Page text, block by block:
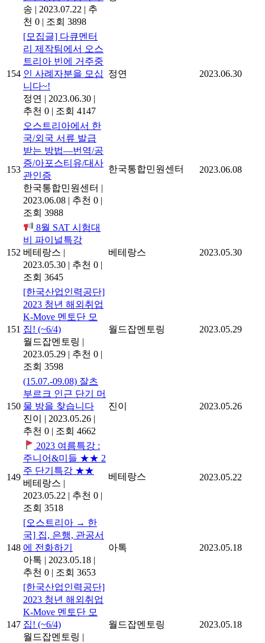
송 | 2023.07.22 | 추
천 0 | 조회 3898
154
[모집글] 다큐멘터
리 제작팀에서 오스
트리아 빈에 거주중
인 사례자분을 모십
니다~!
정연 | 2023.06.30 |
추천 0 | 조회 4147
정연 2023.06.30
153
오스트리아에서 한
국/외국 서류 발급
받는 방법―번역/공
증/아포스티유/대사
관인증
한국통합민원센터 |
2023.06.08 | 추천 0 |
조회 3988
한국통합민원센터 2023.06.08
152
8월 SAT 시험대
비 파이널특강
베테랑스 |
2023.05.30 | 추천 0 |
조회 3645
베테랑스 2023.05.30
151
[한국산업인력공단]
2023 청년 해외취업
K-Move 멘토단 모
집! (~6/4)
월드잡멘토링 |
2023.05.29 | 추천 0 |
조회 3598
월드잡멘토링 2023.05.29
150
(15.07.-09.08) 잘츠
부르크 인근 단기 머
물 방을 찾습니다
진이
| 2023.05.26 |
추천 0 | 조회 4662
진이 2023.05.26
149
2023 여름특강 :
주니어&미들 ★★ 2
주 단기특강 ★★
베테랑스 |
2023.05.22 | 추천 0 |
조회 3518
베테랑스 2023.05.22
148
[오스트리아 → 한
국] 집, 은행, 관공서
에 전화하기
아톡 | 2023.05.18 |
추천 0 | 조회 3653
아톡 2023.05.18
147
[한국산업인력공단]
2023 청년 해외취업
K-Move 멘토단 모
집! (~6/4)
월드잡멘토링 |
월드잡멘토링 2023.05.18